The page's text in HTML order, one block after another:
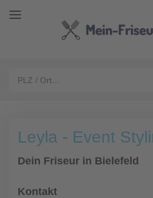
Leyla - Event
Dein Friseur in Bielefeld
Kontakt